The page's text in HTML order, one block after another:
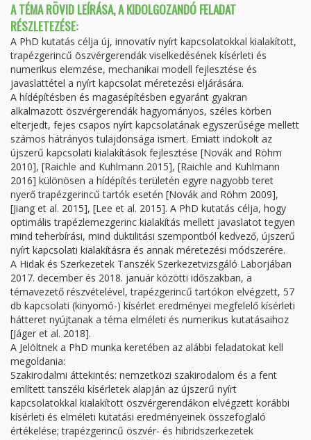
A TÉMA RÖVID LEÍRÁSA, A KIDOLGOZANDÓ FELADAT
RÉSZLETEZÉSE:
A PhD kutatás célja új, innovatív nyírt kapcsolatokkal kialakított,
trapézgerincű öszvérgerendák viselkedésének kísérleti és
numerikus elemzése, mechanikai modell fejlesztése és
javaslattétel a nyírt kapcsolat méretezési eljárására.
A hídépítésben és magasépítésben egyaránt gyakran
alkalmazott öszvérgerendák hagyományos, széles körben
elterjedt, fejes csapos nyírt kapcsolatának egyszerűsége mellett
számos hátrányos tulajdonsága ismert. Emiatt indokolt az
újszerű kapcsolati kialakítások fejlesztése [Novák and Röhm
2010], [Raichle and Kuhlmann 2015], [Raichle and Kuhlmann
2016] különösen a hídépítés területén egyre nagyobb teret
nyerő trapézgerincű tartók esetén [Novák and Röhm 2009],
[Jiang et al. 2015], [Lee et al. 2015]. A PhD kutatás célja, hogy
optimális trapézlemezgerinc kialakítás mellett javaslatot tegyen
mind teherbírási, mind duktilitási szempontból kedvező, újszerű
nyírt kapcsolati kialakításra és annak méretezési módszerére.
A Hidak és Szerkezetek Tanszék Szerkezetvizsgáló Laborjában
2017. december és 2018. január közötti időszakban, a
témavezető részvételével, trapézgerincű tartókon elvégzett, 57
db kapcsolati (kinyomó-) kísérlet eredményei megfelelő kísérleti
hátteret nyújtanak a téma elméleti és numerikus kutatásaihoz
[Jáger et al. 2018].
A Jelöltnek a PhD munka keretében az alábbi feladatokat kell
megoldania:
Szakirodalmi áttekintés: nemzetközi szakirodalom és a fent
említett tanszéki kísérletek alapján az újszerű nyírt
kapcsolatokkal kialakított öszvérgerendákon elvégzett korábbi
kísérleti és elméleti kutatási eredményeinek összefoglaló
értékelése; trapézgerincű öszvér- és hibridszerkezetek